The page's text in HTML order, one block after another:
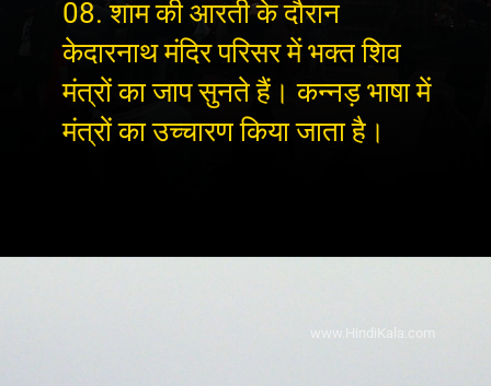
08. शाम की आरती के दौरान
केदारनाथ मंदिर परिसर में भक्त शिव
मंत्रों का जाप सुनते हैं। कन्नड़ भाषा में
मंत्रों का उच्चारण किया जाता है।
www.HindiKala.com